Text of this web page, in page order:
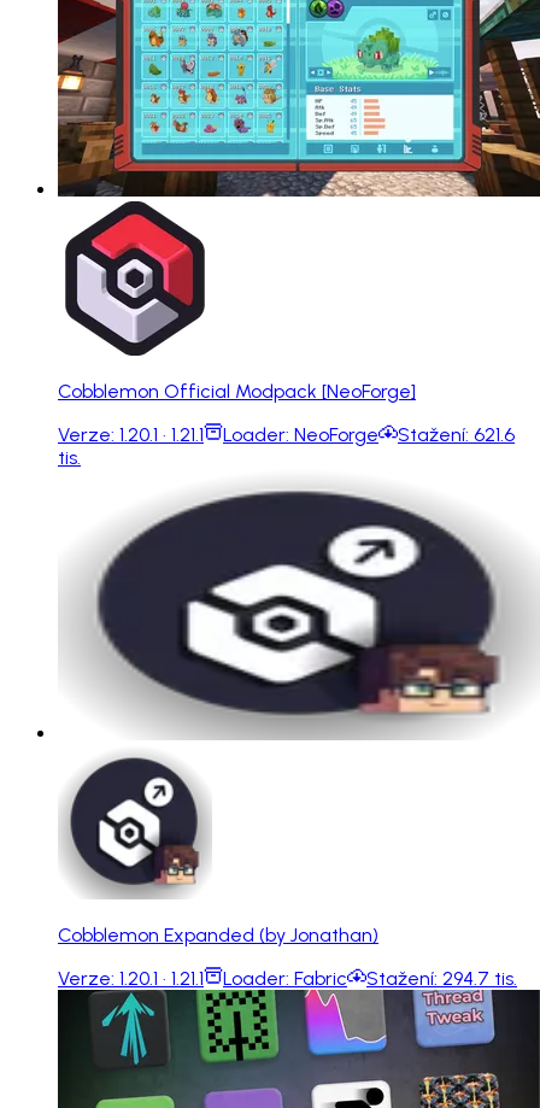
Cobblemon Official Modpack [NeoForge]
Verze: 1.20.1 · 1.21.1 Loader: NeoForge Stažení: 621.6
tis.
Cobblemon Expanded (by Jonathan)
Verze: 1.20.1 · 1.21.1 Loader: Fabric Stažení: 294.7 tis.